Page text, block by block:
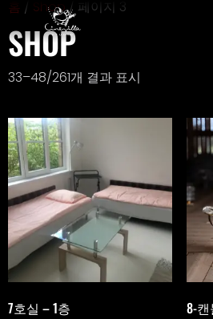
홈 / Shop/ 페이지 3
SHOP
33–48/261개 결과 표시
7호실 – 1층 8-